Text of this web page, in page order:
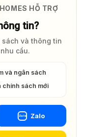
HỖ TRỢ
tin?
sách và thông tin
cầu.
và ngân sách
chính sách mới
Zalo Zalo